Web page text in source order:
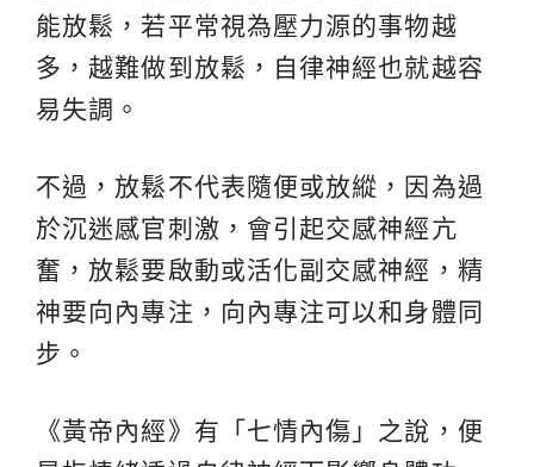
能放鬆，若平常視為壓力源的事物越
多，越難做到放鬆，自律神經也就越容
易失調。
不過，放鬆不代表隨便或放縱，因為過
於沉迷感官刺激，會引起交感神經亢
奮，放鬆要啟動或活化副交感神經，精
神要向內專注，向內專注可以和身體同
步。
《黃帝內經》有「七情內傷」之說，便